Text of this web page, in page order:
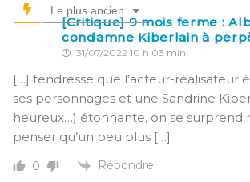
Le plus ancien
[Critique] 9 mois ferme :
condamne Kiberlain à
31/07/2022 10 h 03 min
[…] tendresse que l’acteur-réalisateur
ses personnages et une Sandrine
heureux…) étonnante, on se surprend
penser qu’un peu plus […]
0 Répondre